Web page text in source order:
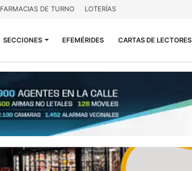
FARMACIAS DE TURNO LOTERÍAS
SECCIONES EFEMÉRIDES CARTAS DE LECTORES